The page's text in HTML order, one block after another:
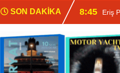
SON DAKİKA 8:45 Eriş